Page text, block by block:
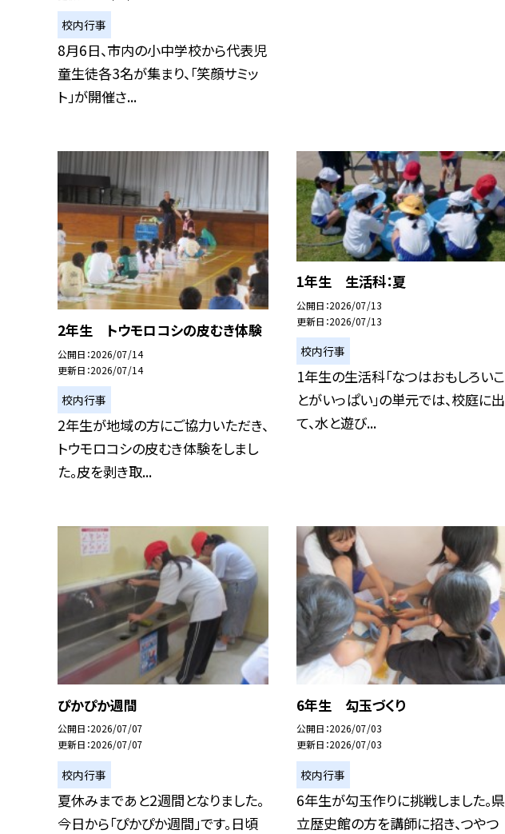
校内行事
8月6日、市内の小中学校から代表児
童生徒各3名が集まり、「笑顔サミッ
ト」が開催さ...
2年生 トウモロコシの皮むき体験
公開日 2026/07/14
更新日 2026/07/14
校内行事
2年生が地域の方にご協力いただき、
トウモロコシの皮むき体験をしまし
た。皮を剥き取...
1年生 生活科：夏
公開日 2026/07/13
更新日 2026/07/13
校内行事
1年生の生活科「なつはおもしろいこ
とがいっぱい」の単元では、校庭に出
て、水と遊び...
ぴかぴか週間
公開日 2026/07/07
更新日 2026/07/07
校内行事
夏休みまであと2週間となりました。
今日から「ぴかぴか週間」です。日頃
6年生 勾玉づくり
公開日 2026/07/03
更新日 2026/07/03
校内行事
6年生が勾玉作りに挑戦しました。県
立歴史館の方を講師に招き、つやつ